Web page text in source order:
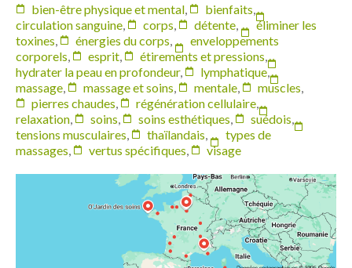
bien-être physique et mental
bienfaits
circulation sanguine
corps détente
éliminer les
toxines
énergies du corps
enveloppements
corporels
esprit étirements et pressions
hydrater la peau en profondeur, lymphatique,
massage
massage et soins mentale muscles
pierres chaudes
régénération cellulaire
relaxation
soins soins esthétiques suédois
tensions musculaires
thaïlandais
types de
massages
vertus spécifiques visage